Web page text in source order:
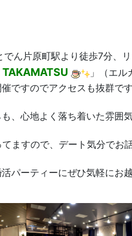
ん片原町駅より徒歩7分、
TAKAMATSU
」（エル
ですのでアクセスも抜群で
、心地よく落ち着いた雰囲
ますので、デート気分でお
パーティーにぜひ気軽にお